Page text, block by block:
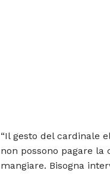
“Il gesto del cardinale
non possono pagare
mangiare. Bisogna